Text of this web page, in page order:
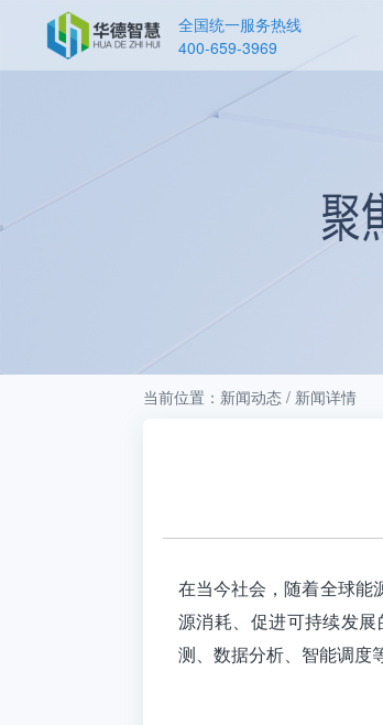
全国统一服务热线
400-659-3969
当前位置：新闻动态 / 新闻详情
在当今社会，随着全球能
源消耗、促进可持续发
测、数据分析、智能调度